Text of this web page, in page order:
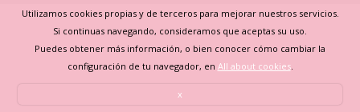
Utilizamos cookies propias y de terceros para mejorar nuestros servicios.
Si continuas navegando, consideramos que aceptas su uso.
Puedes obtener más información, o bien conocer cómo cambiar la
configuración de tu navegador, en All about cookies.
x